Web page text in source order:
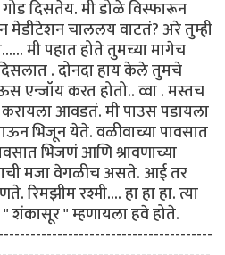
दिसतेय. मी डोळे विस्फारून
मेडीटेशन चाललय वाटतं? अरे तुम्ही
मी पहात होते तुमच्या मागेच
. दोनदा हाय केले तुमचे
एन्जॉय करत होतो.. व्वा . मस्तच
आवडतं. मी पाउस पडायला
भिजून येते. वळीवाच्या पावसात
भिजणं आणि श्रावणाच्या
मजा वेगळीच असते. आई तर
रिमझीम रश्मी.... हा हा हा. त्या
शंकासूर " म्हणायला हवे होते.